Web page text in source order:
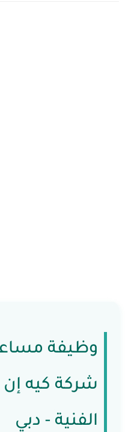
وظيفة
شركة كيه
الفنية - دبي